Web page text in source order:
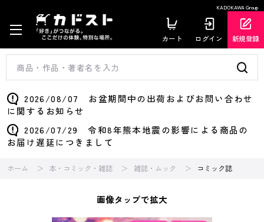
KADOKAWA Group
カート ログイン 新規登録
2026/08/07 お盆期間中の出荷およびお問い合わせ
に関するお知らせ
2026/07/29 令和8年熊本地震の影響による商品の
お届け遅延につきまして
ホーム 本・コミック・雑誌 雑誌・ムック コミック誌
画像タップで拡大